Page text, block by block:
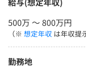
500万 〜 800万円
（※ 想定年収 は年収提
勤務地